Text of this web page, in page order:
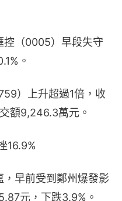
控（0005）早段失守
。
）上升超過1倍，收
額9,246.3萬元。
16.9%
早前受到鄭州爆發影
元，下跌3.9%。